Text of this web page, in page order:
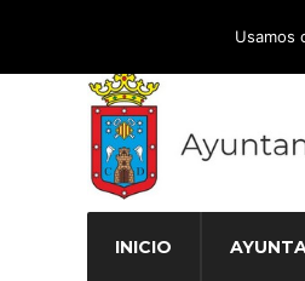
Atención Ciudadana
INICIO
Usamos